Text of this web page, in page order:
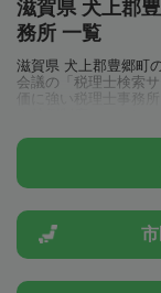
滋賀県 犬上郡
務所 一覧
滋賀県 犬上郡豊郷町
会議の「税理士検索
価に強い税理士事務
や特例制度のことは